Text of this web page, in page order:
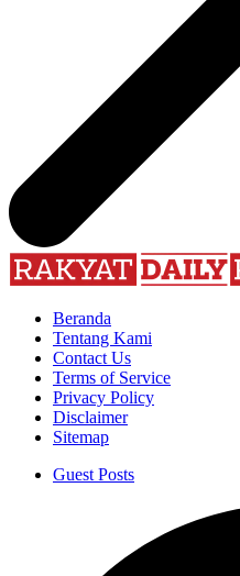
Beranda
Tentang Kami
Contact Us
Terms of Service
Privacy Policy
Disclaimer
Sitemap
Guest Posts